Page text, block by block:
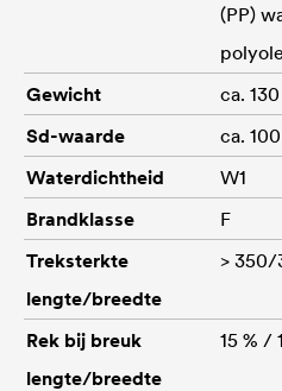
(PP)
Gewicht
ca.
Sd-waarde
ca.
Waterdichtheid
W1
Brandklasse
F
Treksterkte
lengte/breedte
>
Rek bij breuk
lengte/breedte
15 % /